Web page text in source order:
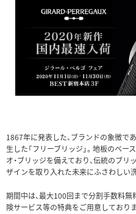
1867年に発表した、ブランドの象徴で
生した「フリーブリッジ」。地板のベ
オ・ブリッジを備えており、伝統のブ
ザインを取り入れた未来にふさわしい
期間中は、最大100回まで分割手数料
険サービス等の特典をご用意しておりま